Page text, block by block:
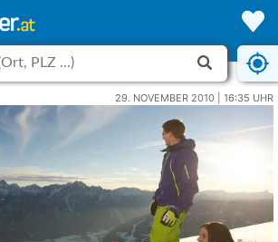
29. NOVEMBER 2010 | 16:35 UHR